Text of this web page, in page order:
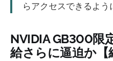
らアクセスできるよう
NVIDIA GB300限
給さらに逼迫か【